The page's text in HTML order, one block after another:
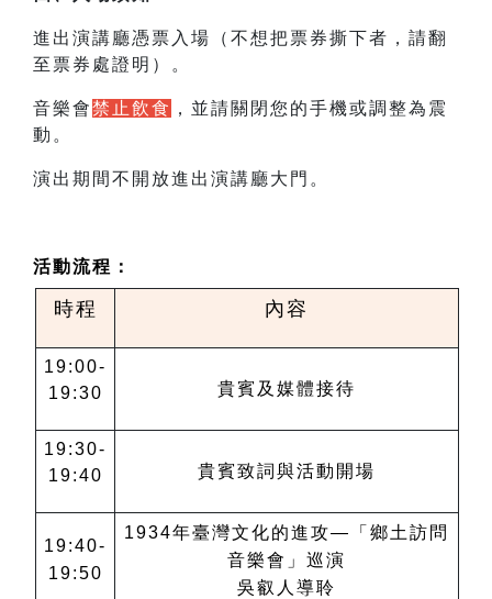
進出演講廳憑票入場（不想把票券撕下者，請翻
至票券處證明）。
音樂會禁止飲食 ，並請關閉您的手機或調整為震
動。
演出期間不開放進出演講廳大門。
活動流程：
時程 內容
19:00-
19:30
貴賓及媒體接待
19:30-
19:40
貴賓致詞與活動開場
19:40-
19:50
1934年臺灣文化的進攻—「鄉土訪問
音樂會」巡演
吳叡人導聆